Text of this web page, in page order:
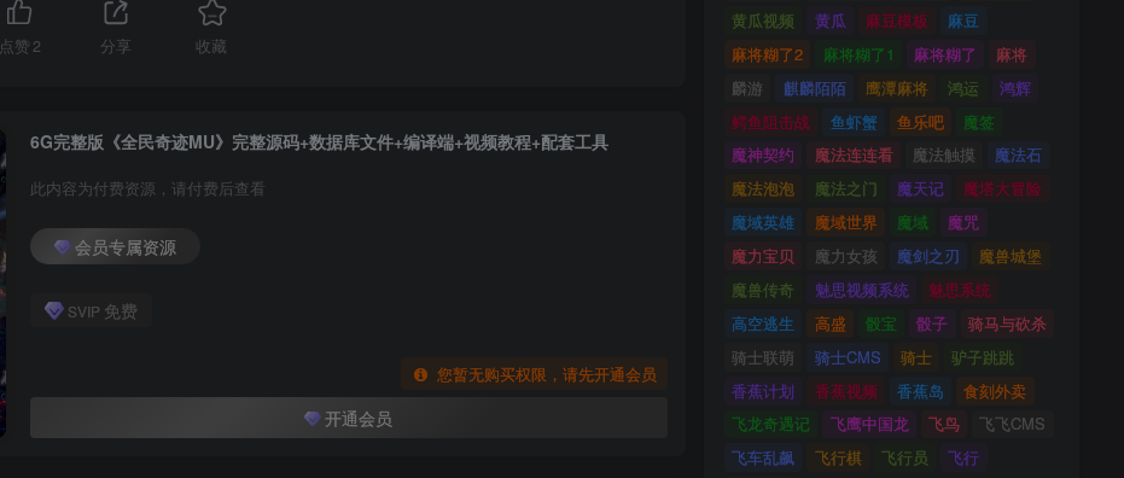
点赞2 分享 收藏
6G完整版《全民奇迹MU》完整源码+数据库文件+编译端+视频教程+配套工具
此内容为付费资源，请付费后查看
会员专属资源
SVIP 免费
您暂无购买权限，请先开通会员
开通会员
黄瓜视频
黄瓜 麻豆模板
麻豆
麻将糊了2
麻将糊了1 麻将糊了
麻将
麟游
麒麟陌陌 鹰潭麻将 鸿运
鸿辉
鳄鱼阻击战
鱼虾蟹 鱼乐吧
魔签
魔神契约
魔法连连看 魔法触摸
魔法石
魔法泡泡
魔法之门 魔天记
魔塔大冒险
魔域英雄
魔域世界 魔域
魔咒
魔力宝贝
魔力女孩 魔剑之刃
魔兽城堡
魔兽传奇
魅思视频系统
魅思系统
高空逃生
高盛 骰宝 骰子
骑马与砍杀
骑士联萌
骑士CMS 骑士
驴子跳跳
香蕉计划
香蕉视频 香蕉岛
食刻外卖
飞龙奇遇记
飞鹰中国龙 飞鸟
飞飞CMS
飞车乱飙
飞行棋 飞行员
飞行